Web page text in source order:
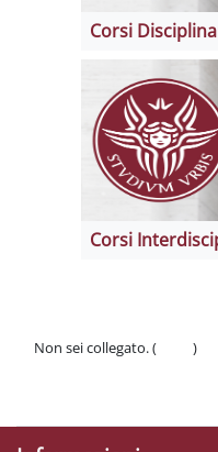
Corsi
Corsi
Non sei collegato. (
)